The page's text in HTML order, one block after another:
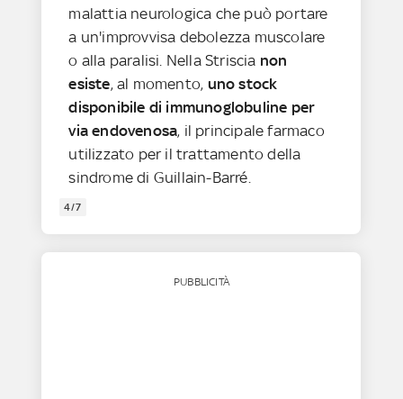
malattia neurologica che può portare
a un'improvvisa debolezza muscolare
o alla paralisi. Nella Striscia non
esiste, al momento, uno stock
disponibile di immunoglobuline per
via endovenosa, il principale farmaco
utilizzato per il trattamento della
sindrome di Guillain-Barré.
4/7
PUBBLICITÀ